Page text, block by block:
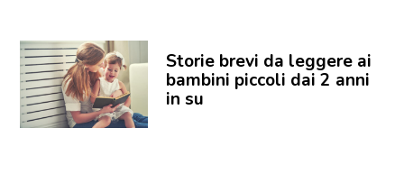
Storie brevi da leggere ai
bambini piccoli dai 2 anni
in su